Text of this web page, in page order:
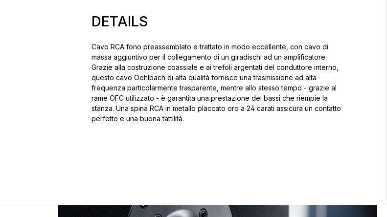
DETAILS
Cavo RCA fono preassemblato e trattato in modo eccellente, con cavo di
massa aggiuntivo per il collegamento di un giradischi ad un amplificatore.
Grazie alla costruzione coassiale e ai trefoli argentati del conduttore interno,
questo cavo Oehlbach di alta qualità fornisce una trasmissione ad alta
frequenza particolarmente trasparente, mentre allo stesso tempo - grazie al
rame OFC utilizzato - è garantita una prestazione dei bassi che riempie la
stanza. Una spina RCA in metallo placcato oro a 24 carati assicura un contatto
perfetto e una buona tattilità.